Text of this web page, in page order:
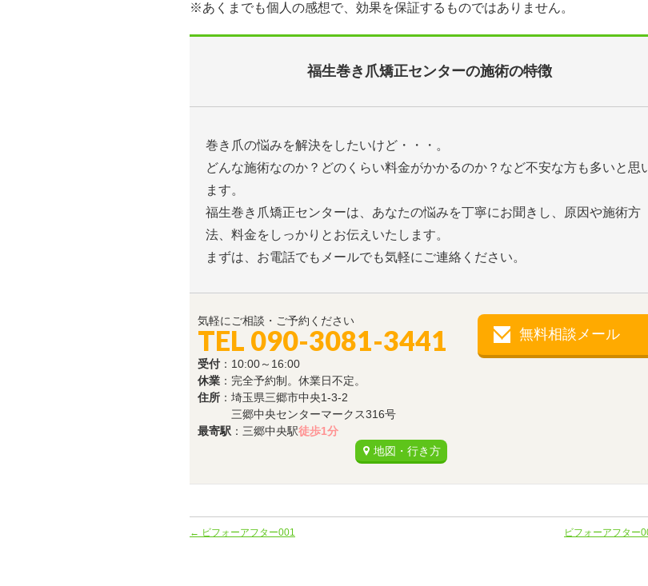
※あくまでも個人の感想で、効果を保証するものではありません。
福生巻き爪矯正センターの施術の特徴
巻き爪の悩みを解決をしたいけど・・・。
どんな施術なのか？どのくらい料金がかかるのか？など不安な方も多いと思
ます。
福生巻き爪矯正センターは、あなたの悩みを丁寧にお聞きし、原因や施術方
法、料金をしっかりとお伝えいたします。
まずは、お電話でもメールでも気軽にご連絡ください。
気軽にご相談・ご予約ください
TEL 090-3081-3441
受付 ：10:00～16:00
休業 ：完全予約制。休業日不定。
住所 ：埼玉県三郷市中央1-3-2
三郷中央センターマークス316号
最寄駅 ：三郷中央駅徒歩1分
地図・行き方
無料相談メール
← ビフォーアフター001 ビフォーアフター